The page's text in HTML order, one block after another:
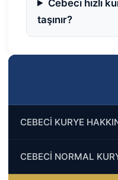
CEBECİ KURYE
CEBECİ NORMAL
Cebeci̇ hızlı
taşınır?